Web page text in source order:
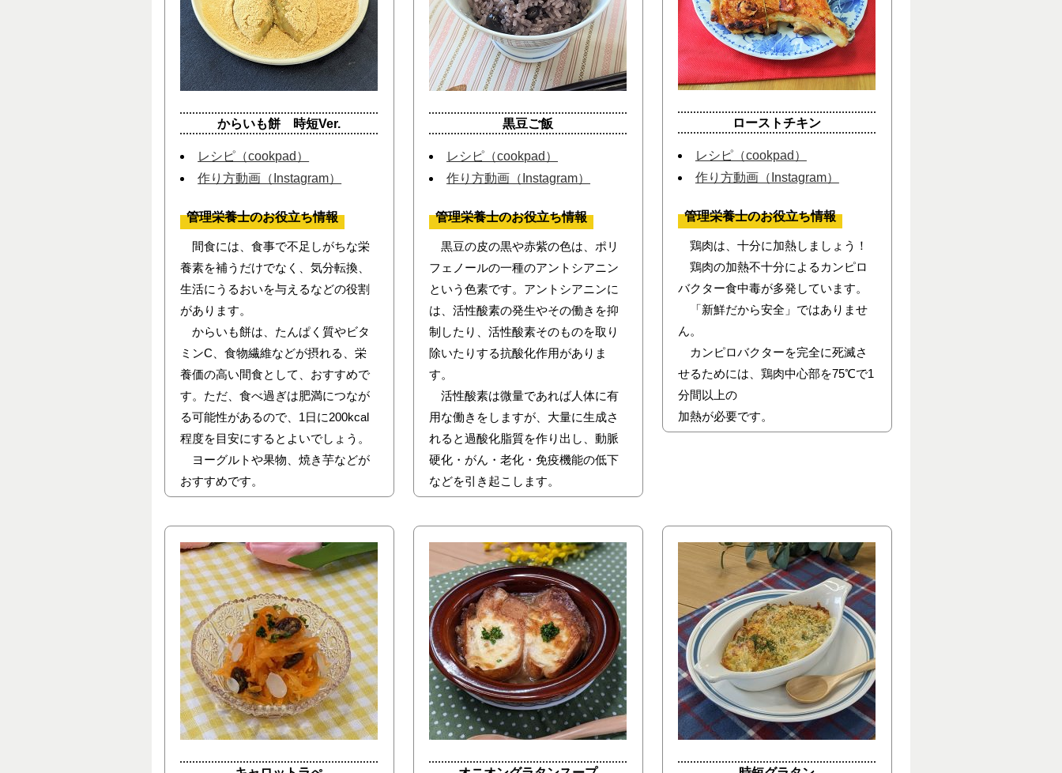
からいも餅 時短Ver.
レシピ（cookpad）
作り方動画（Instagram）
管理栄養士のお役立ち情報
間食には、食事で不足しがちな栄
養素を補うだけでなく、気分転換、
生活にうるおいを与えるなどの役割
があります。
からいも餅は、たんぱく質やビタ
ミンC、食物繊維などが摂れる、栄
養価の高い間食として、おすすめで
す。ただ、食べ過ぎは肥満につなが
る可能性があるので、1日に200kcal
程度を目安にするとよいでしょう。
ヨーグルトや果物、焼き芋などが
おすすめです。
黒豆ご飯
レシピ（cookpad）
作り方動画（Instagram）
管理栄養士のお役立ち情報
黒豆の皮の黒や赤紫の色は、ポリ
フェノールの一種のアントシアニン
という色素です。アントシアニンに
は、活性酸素の発生やその働きを抑
制したり、活性酸素そのものを取り
除いたりする抗酸化作用がありま
す。
活性酸素は微量であれば人体に有
用な働きをしますが、大量に生成さ
れると過酸化脂質を作り出し、動脈
硬化・がん・老化・免疫機能の低下
などを引き起こします。
ローストチキン
レシピ（cookpad）
作り方動画（Instagram）
管理栄養士のお役立ち情報
鶏肉は、十分に加熱しましょう！
鶏肉の加熱不十分によるカンピロ
バクター食中毒が多発しています。
「新鮮だから安全」ではありませ
ん。
カンピロバクターを完全に死滅さ
せるためには、鶏肉中心部を75℃で1
分間以上の
加熱が必要です。